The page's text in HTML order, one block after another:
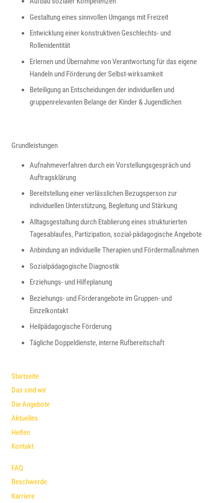
Gestaltung eines sinnvollen Umgangs mit Freizeit
Entwicklung einer konstruktiven Geschlechts- und
Rollenidentität
Erlernen und Übernahme von Verantwortung für das eigene
Handeln und Förderung der Selbst-wirksamkeit
Beteiligung an Entscheidungen der individuellen und
gruppenrelevanten Belange der Kinder & Jugendlichen
Grundleistungen
Aufnahmeverfahren durch ein Vorstellungsgespräch und
Auftragsklärung
Bereitstellung einer verlässlichen Bezugsperson zur
individuellen Unterstützung, Begleitung und Stärkung
Alltagsgestaltung durch Etablierung eines strukturierten
Tagesablaufes, Partizipation, sozial-pädagogische Angebote
Anbindung an individuelle Therapien und Fördermaßnahmen
Sozialpädagogische Diagnostik
Erziehungs- und Hilfeplanung
Beziehungs- und Förderangebote im Gruppen- und
Einzelkontakt
Heilpädagogische Förderung
Tägliche Doppeldienste, interne Rufbereitschaft
Startseite
Das sind wir
Die Angebote
Aktuelles
Helfen
Kontakt
FAQ
Beschwerde
Karriere